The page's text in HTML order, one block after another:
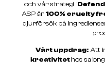
och vår strategi ”
ASP är100% cruelty
djurförsök på
Vårt uppdrag: Att
kreativitethos